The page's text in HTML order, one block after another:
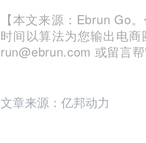
【本文来源：Ebrun Go
时间以算法为您输出电
run@ebrun.com 或留言帮
文章来源：亿邦动力